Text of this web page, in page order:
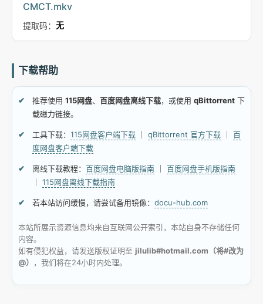
CMCT.mkv
提取码： 无
下载帮助
推荐使用 115网盘、 百度网盘离线下载，或使用 qBittorrent 下
载磁力链接。
工具下载： 115网盘客户端下载 qBittorrent 官方下载
百
度网盘客户端下载
离线下载教程： 百度网盘电脑版指南
百度网盘手机版指南
115网盘离线下载指南
若本站访问缓慢，请尝试备用镜像： docu-hub.com
本站所展示资源信息均来自互联网公开索引，本站自身不存储任何
内容。
如有侵犯权益，请发送版权证明至 jilulib#hotmail.com（将#改为
@）
，我们将在24小时内处理。